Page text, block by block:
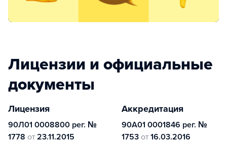
Лицензии и официальные
документы
Лицензия
90Л01 0008800 рег. №
1778 от 23.11.2015
Аккредитация
90А01 0001846 рег. №
1753 от 16.03.2016